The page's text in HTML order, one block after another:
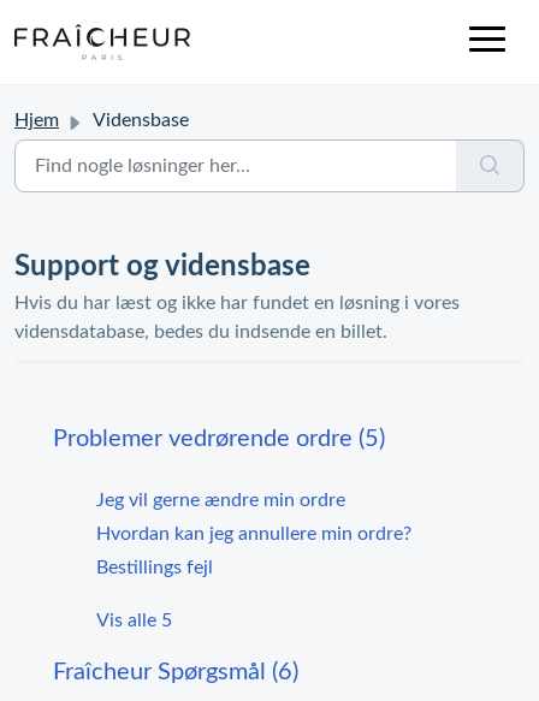
Hjem Vidensbase
Support og vidensbase
Hvis du har læst og ikke har fundet en løsning i vores
vidensdatabase, bedes du indsende en billet.
Problemer vedrørende ordre (5)
Jeg vil gerne ændre min ordre
Hvordan kan jeg annullere min ordre?
Bestillings fejl
Vis alle 5
Fraîcheur Spørgsmål (6)